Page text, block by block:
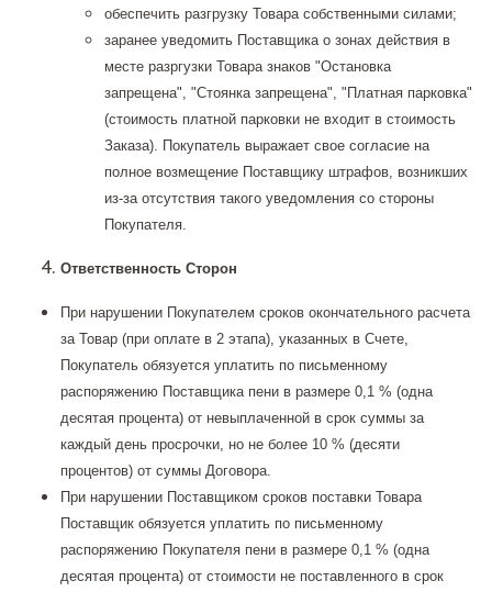
обеспечить разгрузку Товара собственными силами;
заранее уведомить Поставщика о зонах действия в
месте разргузки Товара знаков "Остановка
запрещена", "Стоянка запрещена", "Платная парковка"
(стоимость платной парковки не входит в стоимость
Заказа). Покупатель выражает свое согласие на
полное возмещение Поставщику штрафов, возникших
из-за отсутствия такого уведомления со стороны
Покупателя.
Ответственность Сторон
При нарушении Покупателем сроков окончательного расчета
за Товар (при оплате в 2 этапа), указанных в Счете,
Покупатель обязуется уплатить по письменному
распоряжению Поставщика пени в размере 0,1 % (одна
десятая процента) от невыплаченной в срок суммы за
каждый день просрочки, но не более 10 % (десяти
процентов) от суммы Договора.
При нарушении Поставщиком сроков поставки Товара
Поставщик обязуется уплатить по письменному
распоряжению Покупателя пени в размере 0,1 % (одна
десятая процента) от стоимости не поставленного в срок